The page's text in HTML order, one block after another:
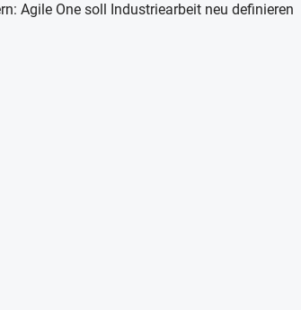
Agile One soll Industriearbeit neu definieren